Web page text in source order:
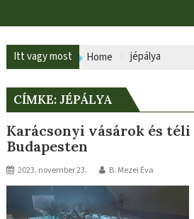
Itt vagy most Home jépálya
CÍMKE:JÉPÁLYA
Karácsonyi vásárok és
Budapesten
2023. november 23. B. Mezei Éva